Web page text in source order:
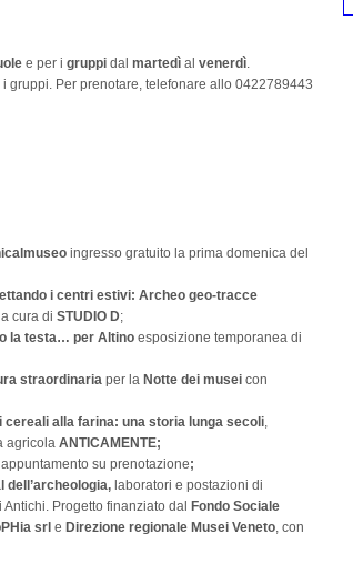
e per igruppi dalmartedì alvenerdì.
gruppi. Per prenotare, telefonare allo 0422789443
ingresso gratuito la prima domenica del
i centri estivi: Archeo geo-tracce
a cura diSTUDIO D;
la testa… per Altinoesposizione temporanea di
straordinaria per la Notte dei musei con
cereali alla farina: una storia lunga secoli,
agricolaANTICAMENTE;
appuntamento su prenotazione;
dell’archeologia, laboratori e postazioni di
Progetto finanziato dal Fondo Sociale
srl e Direzione regionale Musei Veneto, con